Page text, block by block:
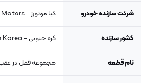
شرکت سازنده خودرو کیا موتورز – Kia Motors
کشور سازنده کره جنوبی – South Korea
نام قطعه مجموعه قفل در